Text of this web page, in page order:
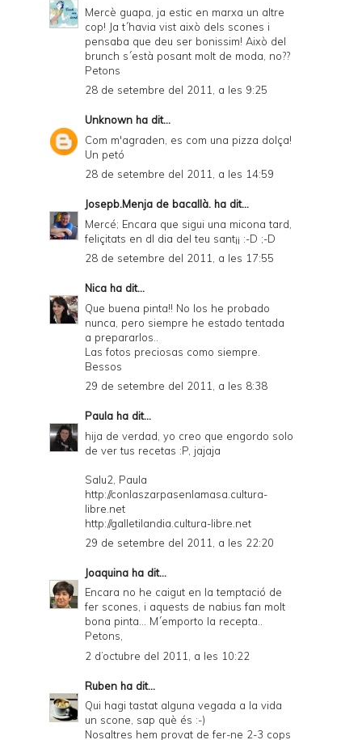
Mercè guapa, ja estic en marxa un altre
cop! Ja t´havia vist això dels scones i
pensaba que deu ser bonissim! Això del
brunch s´està posant molt de moda, no??
Petons
28 de setembre del 2011, a les 9:25
Unknown ha dit...
Com m'agraden, es com una pizza dolça!
Un petó
28 de setembre del 2011, a les 14:59
Josepb.Menja de bacallà. ha dit...
Mercé; Encara que sigui una micona tard,
feliçitats en dl dia del teu sant¡¡ :-D ;-D
28 de setembre del 2011, a les 17:55
Nica ha dit...
Que buena pinta!! No los he probado
nunca, pero siempre he estado tentada
a prepararlos..
Las fotos preciosas como siempre.
Bessos
29 de setembre del 2011, a les 8:38
Paula ha dit...
hija de verdad, yo creo que engordo solo
de ver tus recetas :P, jajaja
Salu2, Paula
http://conlaszarpasenlamasa.cultura-
libre.net
http://galletilandia.cultura-libre.net
29 de setembre del 2011, a les 22:20
Joaquina ha dit...
Encara no he caigut en la temptació de
fer scones, i aquests de nabius fan molt
bona pinta... M´emporto la recepta..
Petons,
2 d’octubre del 2011, a les 10:22
Ruben ha dit...
Qui hagi tastat alguna vegada a la vida
un scone, sap què és :-)
Nosaltres hem provat de fer-ne 2-3 cops